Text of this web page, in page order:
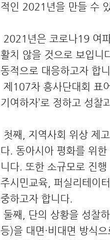
적인 2021년을 만들 수
2021년은 코로나19 여
활치 않을 것으로 보입니
동적으로 대응하고자 합
제107차 흥사단대회 표
기여하자’로 정하고 성
첫째, 지역사회 위상 제
다. 동아시아 평화를 위
니다. 또한 소규모로 진
주시민교육, 퍼실리테이
중하고자 합니다.
둘째, 단의 상황을 성찰
등)을 대면·비대면 방식